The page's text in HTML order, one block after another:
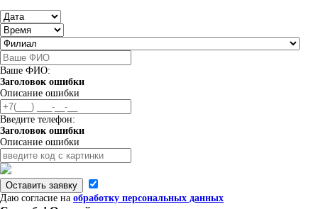
Ваше ФИО:
Заголовок ошибки
Описание ошибки
Введите телефон:
Заголовок ошибки
Описание ошибки
Оставить заявку
Даю согласие на обработку персональных данных